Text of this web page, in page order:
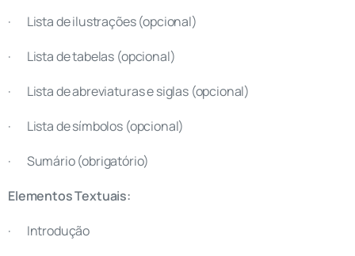
· Lista de ilustrações (opcional)
· Lista de tabelas (opcional)
· Lista de abreviaturas e siglas (opcional)
· Lista de símbolos (opcional)
· Sumário (obrigatório)
Elementos Textuais:
· Introdução